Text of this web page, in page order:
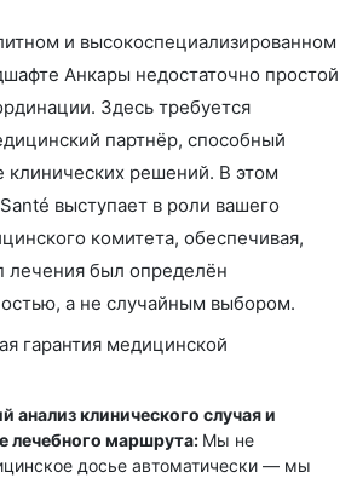
и высокоспециализированном
Анкары недостаточно простой
Здесь требуется
партнёр, способный
клинических решений. В этом
выступает в роли вашего
комитета, обеспечивая,
лечения был определён
а не случайным выбором.
гарантия медицинской
анализ клинического случая и
лечебного маршрута: Мы не
досье автоматически — мы